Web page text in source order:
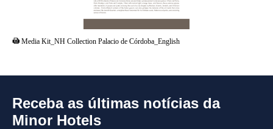
Media Kit_NH Collection Palacio de Córdoba_English
Receba as últimas notícias da
Minor Hotels